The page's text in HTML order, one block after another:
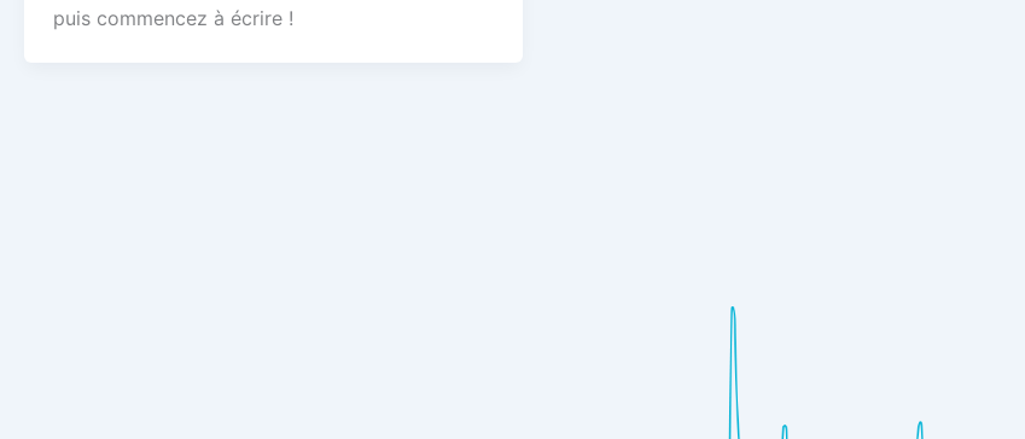
puis commencez à écrire !